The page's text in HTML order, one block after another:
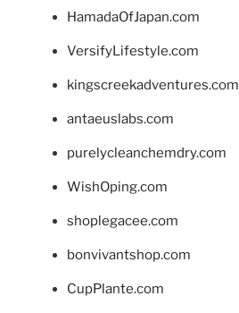
HamadaOfJapan.com
VersifyLifestyle.com
kingscreekadventures.com
antaeuslabs.com
purelycleanchemdry.com
WishOping.com
shoplegacee.com
bonvivantshop.com
CupPlante.com